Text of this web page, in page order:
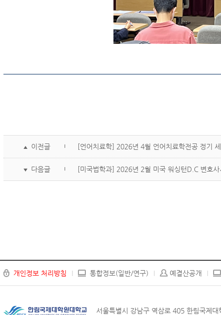
▲ 이전글 [언어치료학] 2026년 4월 언어치료학전공 정기
▼ 다음글 [미국법학과] 2026년 2월 미국 워싱턴D.C 변호
개인정보 처리방침 통합정보(일반/연구) 예결산공개
서울특별시 강남구 역삼로 405 한림국제